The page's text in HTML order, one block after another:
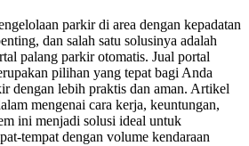
parkir di area dengan kepadatan
dan salah satu solusinya adalah
palang parkir otomatis. Jual portal
pilihan yang tepat bagi Anda
dengan lebih praktis dan aman. Artikel
mengenai cara kerja, keuntungan,
ini menjadi solusi ideal untuk
tempat dengan volume kendaraan